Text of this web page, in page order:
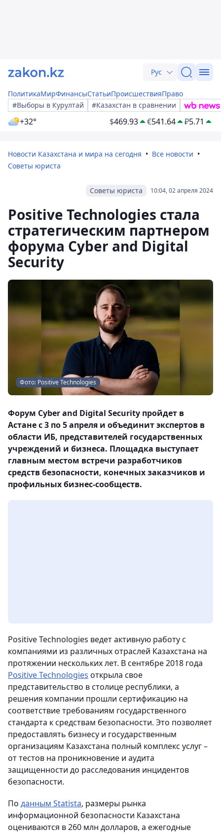
Рус
ПолитикаМирФинансыСтатьиПроисшествияПраво
#Выборы в Курултай
#Казахстан в сравнении
+32° $469.93 €541.64 ₽5.71
Новости Казахстана и мира на сегодня
Все новости
Советы юриста
10:04, 02 апреля 2024
Советы юриста
Positive Technologies стала
стратегическим партнером
форума Cyber and Digital
Security
Фото: Positive Technologies
Форум Cyber and Digital Security пройдет в
Астане с 3 по 5 апреля и объединит экспертов в
области ИБ, представителей государственных
учреждений и бизнеса. Площадка выступает
главным местом встречи разработчиков
средств безопасности, конечных заказчиков и
профильных бизнес-сообществ.
Positive Technologies ведет активную работу с
компаниями из различных отраслей Казахстана на
протяжении нескольких лет. В сентябре 2018 года
Positive Technologies открыла свое
представительство в столице республики, а
решения компании прошли сертификацию на
соответствие требованиям государственного
стандарта к средствам безопасности. Это позволяет
предоставлять бизнесу и государственным
организациям Казахстана полный комплекс услуг –
от тестов на проникновение и аудита
защищенности до расследования инцидентов
безопасности.
По данным Statista, размеры рынка
информационной безопасности Казахстана
оцениваются в 260 млн долларов, а ежегодные